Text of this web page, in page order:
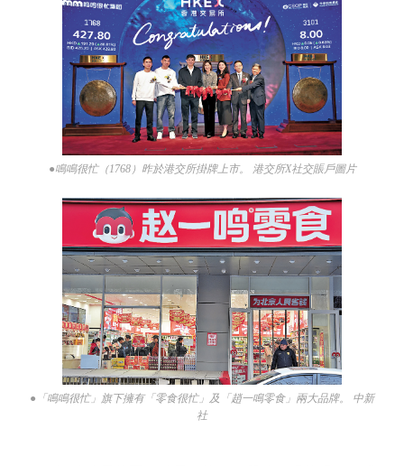
●鳴鳴很忙（1768）昨於港交所掛牌上市。 港交所X社交賬戶圖片
●「鳴鳴很忙」旗下擁有「零食很忙」及「趙一鳴零食」兩大品牌。 中新
社